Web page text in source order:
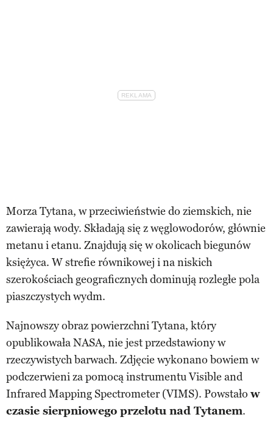
Morza Tytana, w przeciwieństwie do ziemskich, nie
zawierają wody. Składają się z węglowodorów, głównie
metanu i etanu. Znajdują się w okolicach biegunów
księżyca. W strefie równikowej i na niskich
szerokościach geograficznych dominują rozległe pola
piaszczystych wydm.
Najnowszy obraz powierzchni Tytana, który
opublikowała NASA, nie jest przedstawiony w
rzeczywistych barwach. Zdjęcie wykonano bowiem w
podczerwieni za pomocą instrumentu Visible and
Infrared Mapping Spectrometer (VIMS). Powstało w
czasie sierpniowego przelotu nad Tytanem.